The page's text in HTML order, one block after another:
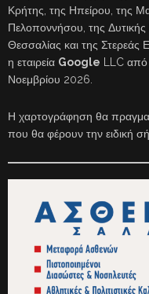
Κρήτης, της Ηπείρου, της
Πελοποννήσου, της Δυτικής
Θεσσαλίας και της Στερεάς
η εταιρεία Google LLC από
Νοεμβρίου 2026.
Η χαρτογράφηση θα
που θα φέρουν την ειδική